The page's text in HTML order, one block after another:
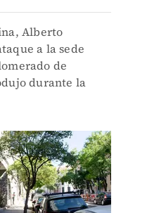
Alberto
a la sede
de
durante la